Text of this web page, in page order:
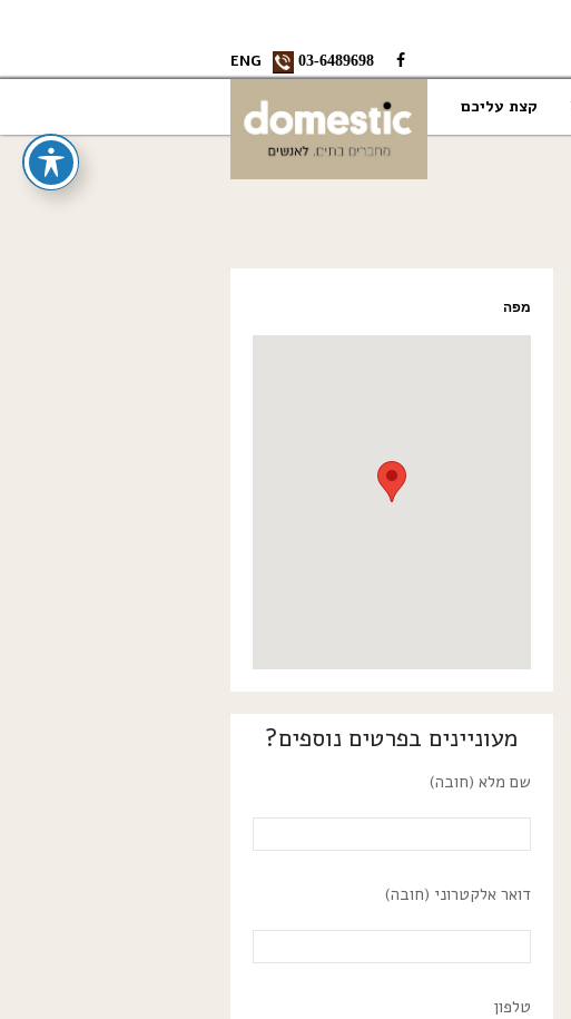
ENG 03-6489698
קצת עליכם
מפה
מעוניינים בפרטים נוספים?
שם מלא (חובה)
דואר אלקטרוני (חובה)
טלפון